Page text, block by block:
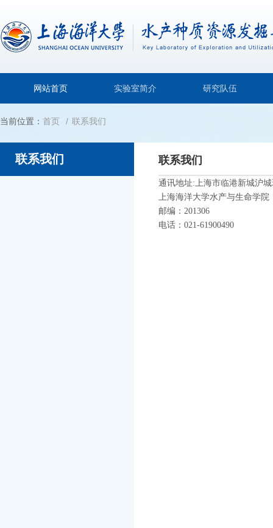
网站首页 实验室简介 研究队伍
当前位置： 首页 联系我们
联系我们 联系我们
通讯地址:上海市临港新城沪
上海海洋大学水产与生命学院
邮编：201306
电话：021-61900490